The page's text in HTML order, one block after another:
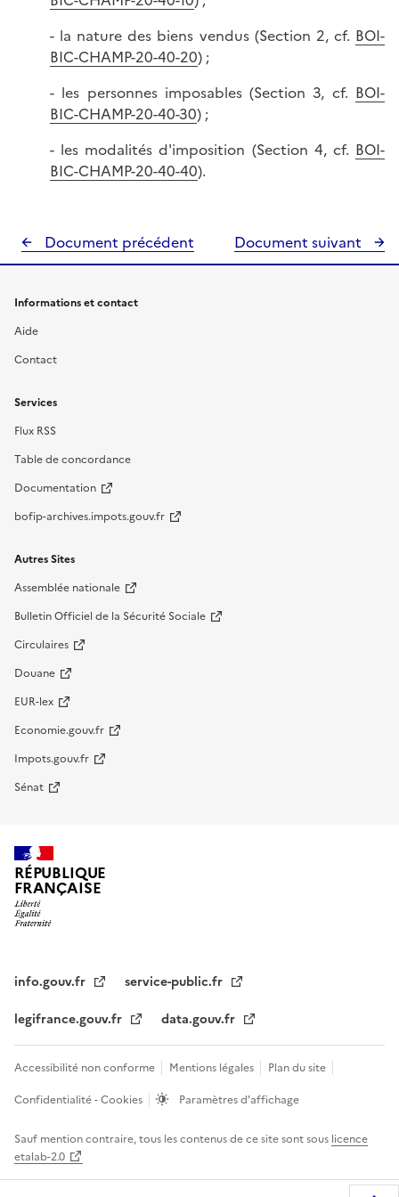
- la nature des biens vendus (Section 2, cf. BOI-
BIC-CHAMP-20-40-20) ;
- les personnes imposables (Section 3, cf. BOI-
BIC-CHAMP-20-40-30) ;
- les modalités d'imposition (Section 4, cf. BOI-
BIC-CHAMP-20-40-40).
Document précédent Document suivant
Informations et contact
Aide
Contact
Services
Flux RSS
Table de concordance
Documentation
bofip-archives.impots.gouv.fr
Autres Sites
Assemblée nationale
Bulletin Officiel de la Sécurité Sociale
Circulaires
Douane
EUR-lex
Economie.gouv.fr
Impots.gouv.fr
Sénat
RÉPUBLIQUE
FRANÇAISE
info.gouv.fr
service-public.fr
legifrance.gouv.fr
data.gouv.fr
Accessibilité non conforme Mentions légales
Plan du site
Confidentialité - Cookies
Paramètres d'affichage
Sauf mention contraire, tous les contenus de ce site sont sous licence
etalab-2.0